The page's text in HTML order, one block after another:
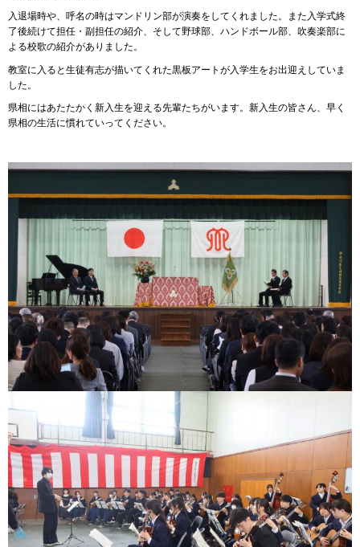
入退場時や、呼名の時はマンドリン部が演奏をしてくれました。また入学式終
了後続けて担任・副担任の紹介、そして野球部、ハンドボール部、吹奏楽部に
よる校歌の紹介がありました。
教室に入ると生徒有志が描いてくれた黒板アートが入学生をお出迎えしていま
した。
県相にはあたたかく新入生を迎える先輩たちがいます。新入生の皆さん、早く
県相の生活に慣れていってください。